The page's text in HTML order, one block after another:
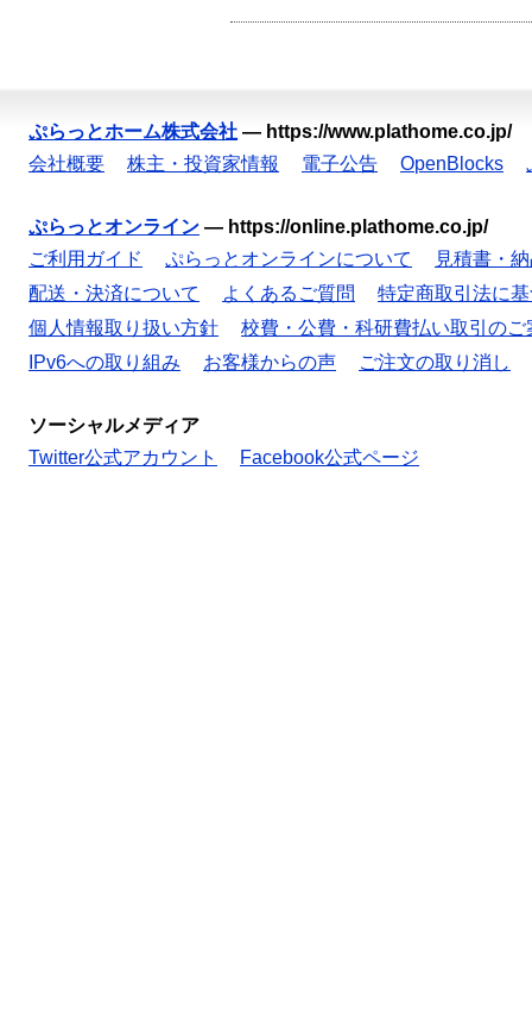
ぷらっとホーム株式会社 — https://www.plathome.co.jp/
会社概要
株主・投資家情報 電子公告 OpenBlocks
ぷらっとオンライン — https://online.plathome.co.jp/
ご利用ガイド
ぷらっとオンラインについて
見積書・
配送・決済について
よくあるご質問
特定商取引法に
個人情報取り扱い方針
校費・公費・科研費払い取引のご
IPv6への取り組み
お客様からの声 ご注文の取り消し
ソーシャルメディア
Twitter公式アカウント
Facebook公式ページ